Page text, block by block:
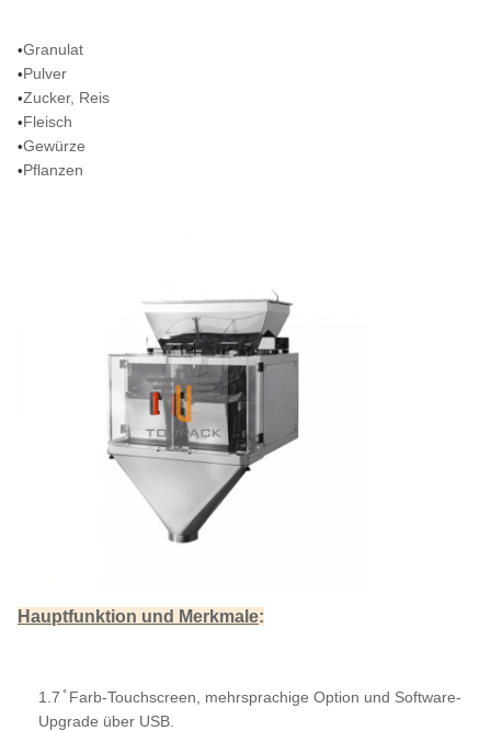
•Granulat
•Pulver
•Zucker, Reis
•Fleisch
•Gewürze
•Pflanzen
Hauptfunktion und Merkmale:
1.7 ̊ Farb-Touchscreen, mehrsprachige Option und Software-
Upgrade über USB.